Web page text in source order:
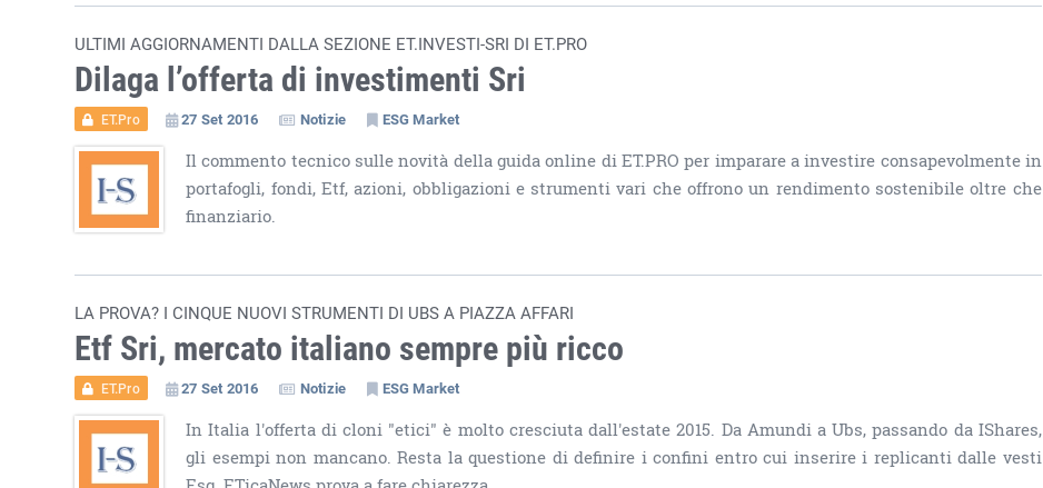
ULTIMI AGGIORNAMENTI DALLA SEZIONE ET.INVESTI-SRI DI ET.PRO
Dilaga l’offerta di investimenti Sri
ET.Pro 27 Set 2016 Notizie ESG Market
Il commento tecnico sulle novità della guida online di ET.PRO per imparare a investire consapevolmente in
portafogli, fondi, Etf, azioni, obbligazioni e strumenti vari che offrono un rendimento sostenibile oltre che
finanziario.
LA PROVA? I CINQUE NUOVI STRUMENTI DI UBS A PIAZZA AFFARI
Etf Sri, mercato italiano sempre più ricco
ET.Pro 27 Set 2016 Notizie ESG Market
In Italia l'offerta di cloni "etici" è molto cresciuta dall'estate 2015. Da Amundi a Ubs, passando da IShares,
gli esempi non mancano. Resta la questione di definire i confini entro cui inserire i replicanti dalle vesti